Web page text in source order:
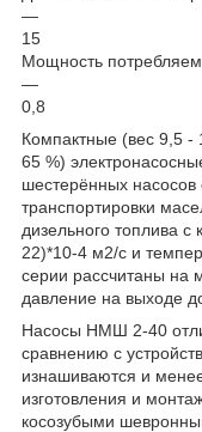
—
15
Мощность
—
0,8
Компактные (вес 9,5
65 %)
шестерённых
транспортировки
дизельного топлива с
22)*10-4 м2/с и
серии рассчитаны на
давление на выходе
Насосы НМШ 2-40
сравнению с
изнашиваются и
изготовления и
косозубыми